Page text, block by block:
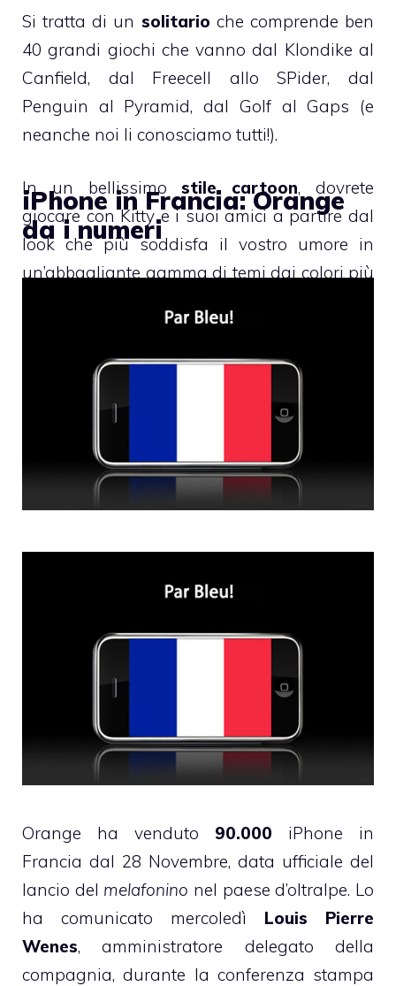
Si tratta di un solitario che comprende ben
40 grandi giochi che vanno dal Klondike al
Canfield, dal Freecell allo SPider, dal
Penguin al Pyramid, dal Golf al Gaps (e
neanche noi li conosciamo tutti!).
In un bellissimostile cartoon, dovrete
giocare con Kitty e i suoi amici a partire dal
look che più soddisfa il vostro umore in
un’abbagliante gamma di temi dai colori più
farsi amare a prima vista.
iPhone in Francia: Orange
da i numeri
Orange ha venduto 90.000 iPhone in
Francia dal 28 Novembre, data ufficiale del
lancio del melafonino nel paese d’oltralpe. Lo
ha comunicato mercoledì Louis Pierre
Wenes, amministratore delegato della
compagnia, durante la conferenza stampa